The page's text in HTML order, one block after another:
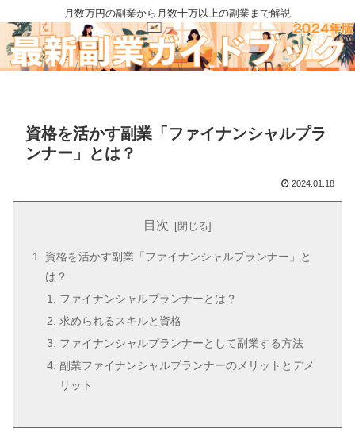
月数万円の副業から月数十万以上の副業まで解説
資格を活かす副業「ファイナンシャルプラ
ンナー」とは？
2024.01.18
目次
資格を活かす副業「ファイナンシャルプランナー」と
は？
ファイナンシャルプランナーとは？
求められるスキルと資格
ファイナンシャルプランナーとして副業する方法
副業ファイナンシャルプランナーのメリットとデメ
リット